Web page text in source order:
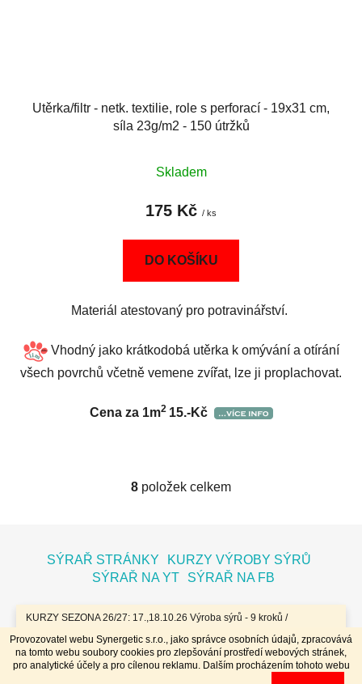
Provozovatel webu Synergetic s.r.o., jako správce osobních údajů, zpracovává
na tomto webu soubory cookies pro zlepšování prostředí webových stránek,
pro analytické účely a pro cílenou reklamu. Dalším procházením tohoto webu
KURZY SEZONA 26/27: 17.,18.10.26 Výroba sýrů - 9 kroků /
7.11.26 Bochníky - tvrdé zrající sýry / 8.11.26 Jogurty, Zákysy, Kefír
a Tvaroh + Hnětené a Tažené sýry/ 23.,24.1.27 Sýry doma /
20.,21.3.27 Výroba sýrů - 9 kroků / 10.4.27 Plísňáky - zrající sýry s
plísní / 11.4.27 Bochníky - tvrdé zrající sýry / 29.4..-2.5.27 Sýry 4
Utěrka/filtr - netk. textilie, role s perforací - 19x31 cm,
síla 23g/m2 - 150 útržků
Skladem
175 Kč / ks
DO KOŠÍKU
Materiál atestovaný pro potravinářství.
Vhodný jako krátkodobá utěrka k omývání a otírání
všech povrchů včetně vemene zvířat, lze ji proplachovat.
Cena za 1m2 15.-Kč
O
d
a
c
í
p
r
v
8 položek celkem
SÝRAŘ STRÁNKY
KURZY VÝROBY SÝRŮ
SÝRAŘ NA YT
SÝRAŘ NA FB
Vytvořil Shoptet